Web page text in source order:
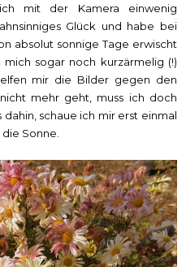
mit der Kamera einwenig
Glück und habe bei
absolut sonnige Tage erwischt
sogar noch kurzärmelig (!)
mir die Bilder gegen den
mehr geht, muss ich doch
dahin, schaue ich mir erst einmal
Sonne.